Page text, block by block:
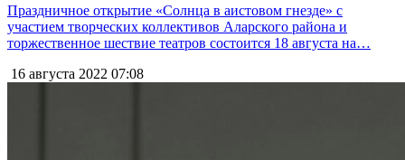
Праздничное открытие «Солнца в аистовом гнезде» с
участием творческих коллективов Аларского района и
торжественное шествие театров состоится 18 августа на…
16 августа 2022 07:08